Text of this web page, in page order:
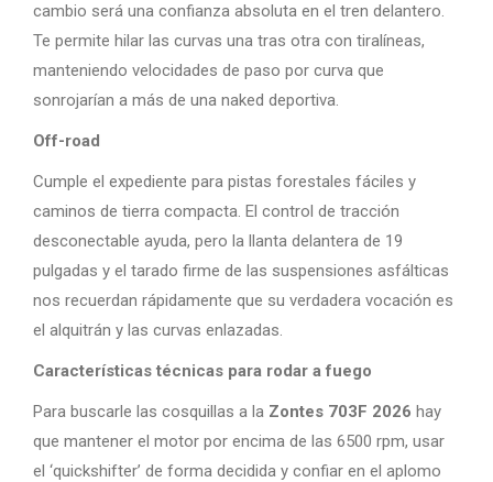
cambio será una confianza absoluta en el tren delantero.
Te permite hilar las curvas una tras otra con tiralíneas,
manteniendo velocidades de paso por curva que
sonrojarían a más de una naked deportiva.
Off-road
Cumple el expediente para pistas forestales fáciles y
caminos de tierra compacta. El control de tracción
desconectable ayuda, pero la llanta delantera de 19
pulgadas y el tarado firme de las suspensiones asfálticas
nos recuerdan rápidamente que su verdadera vocación es
el alquitrán y las curvas enlazadas.
Características técnicas para rodar a fuego
Para buscarle las cosquillas a la Zontes 703F 2026 hay
que mantener el motor por encima de las 6500 rpm, usar
el ‘quickshifter’ de forma decidida y confiar en el aplomo